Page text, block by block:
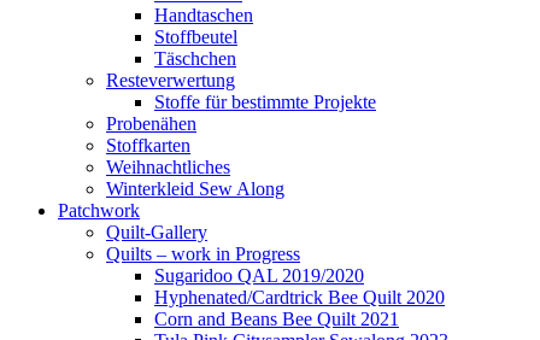
Handtaschen
Stoffbeutel
Täschchen
Resteverwertung
Stoffe für bestimmte Projekte
Probenähen
Stoffkarten
Weihnachtliches
Winterkleid Sew Along
Patchwork
Quilt-Gallery
Quilts – work in Progress
Sugaridoo QAL 2019/2020
Hyphenated/Cardtrick Bee Quilt 2020
Corn and Beans Bee Quilt 2021